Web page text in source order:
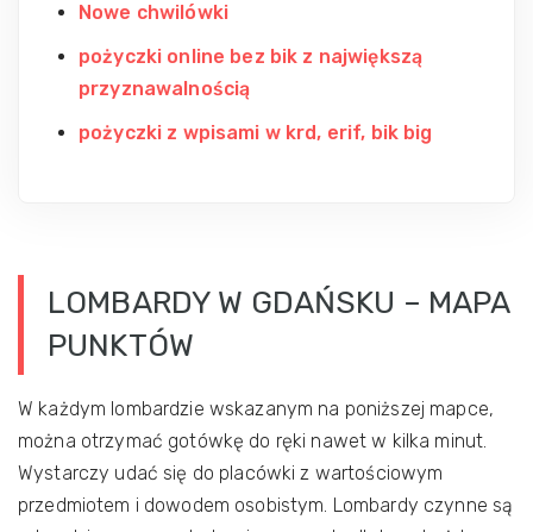
Nowe chwilówki
pożyczki online bez bik z największą
przyznawalnością
pożyczki z wpisami w krd, erif, bik big
LOMBARDY W GDAŃSKU – MAPA
PUNKTÓW
W każdym lombardzie wskazanym na poniższej mapce,
można otrzymać gotówkę do ręki nawet w kilka minut.
Wystarczy udać się do placówki z wartościowym
przedmiotem i dowodem osobistym. Lombardy czynne są